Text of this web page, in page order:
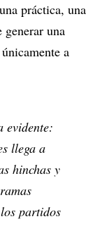
práctica, una
una
a
evidente:
llega a
hinchas y
partidos